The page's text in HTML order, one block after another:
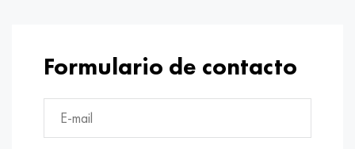
Formulario de contacto
Nitronik 75
Nimonic 80a
Tipos de aleaciones de precisión
termobimetales
HN80TBY
N65M, EP982
Aleación 254smo® - 1.4547
Aleación 926 - 1.4529
40X10X2M
35hgs, 35hgs
35hgsa, 35hgsa